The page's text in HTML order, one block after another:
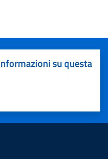
su questa
su 5
5